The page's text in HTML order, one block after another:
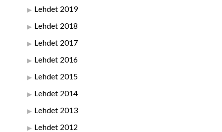
Lehdet 2019
Lehdet 2018
Lehdet 2017
Lehdet 2016
Lehdet 2015
Lehdet 2014
Lehdet 2013
Lehdet 2012